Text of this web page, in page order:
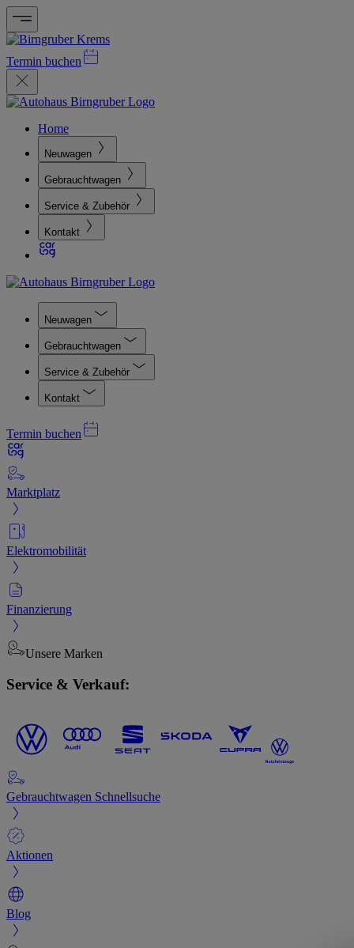
Termin buchen
Home
Neuwagen
Gebrauchtwagen
Service & Zubehör
Kontakt
Neuwagen
Gebrauchtwagen
Service & Zubehör
Kontakt
Termin buchen
Marktplatz
Elektromobilität
Finanzierung
Unsere Marken
Service & Verkauf:
Gebrauchtwagen Schnellsuche
Aktionen
Blog